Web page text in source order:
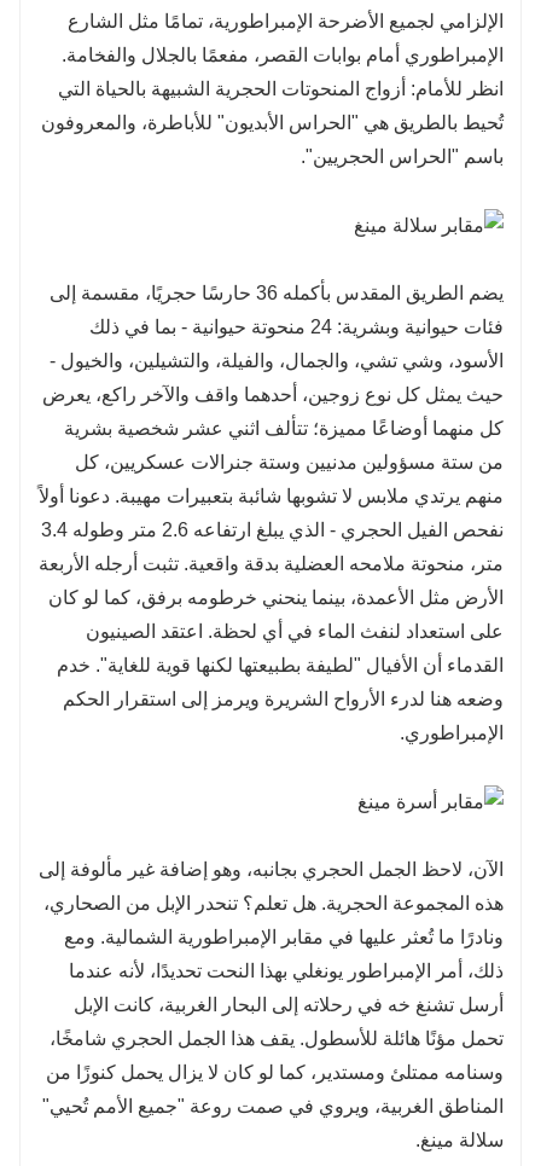
الإلزامي لجميع الأضرحة الإمبراطورية، تمامًا مثل الشارع
الإمبراطوري أمام بوابات القصر، مفعمًا بالجلال والفخامة.
انظر للأمام: أزواج المنحوتات الحجرية الشبيهة بالحياة التي
تُحيط بالطريق هي "الحراس الأبديون" للأباطرة، والمعروفون
باسم "الحراس الحجريين".
يضم الطريق المقدس بأكمله 36 حارسًا حجريًا، مقسمة إلى
فئات حيوانية وبشرية: 24 منحوتة حيوانية - بما في ذلك
الأسود، وشي تشي، والجمال، والفيلة، والتشيلين، والخيول -
حيث يمثل كل نوع زوجين، أحدهما واقف والآخر راكع، يعرض
كل منهما أوضاعًا مميزة؛ تتألف اثني عشر شخصية بشرية
من ستة مسؤولين مدنيين وستة جنرالات عسكريين، كل
منهم يرتدي ملابس لا تشوبها شائبة بتعبيرات مهيبة. دعونا أولاً
نفحص الفيل الحجري - الذي يبلغ ارتفاعه 2.6 متر وطوله 3.4
متر، منحوتة ملامحه العضلية بدقة واقعية. تثبت أرجله الأربعة
الأرض مثل الأعمدة، بينما ينحني خرطومه برفق، كما لو كان
على استعداد لنفث الماء في أي لحظة. اعتقد الصينيون
القدماء أن الأفيال "لطيفة بطبيعتها لكنها قوية للغاية". خدم
وضعه هنا لدرء الأرواح الشريرة ويرمز إلى استقرار الحكم
الإمبراطوري.
الآن، لاحظ الجمل الحجري بجانبه، وهو إضافة غير مألوفة إلى
هذه المجموعة الحجرية. هل تعلم؟ تنحدر الإبل من الصحاري،
ونادرًا ما تُعثر عليها في مقابر الإمبراطورية الشمالية. ومع
ذلك، أمر الإمبراطور يونغلي بهذا النحت تحديدًا، لأنه عندما
أرسل تشنغ خه في رحلاته إلى البحار الغربية، كانت الإبل
تحمل مؤنًا هائلة للأسطول. يقف هذا الجمل الحجري شامخًا،
وسنامه ممتلئ ومستدير، كما لو كان لا يزال يحمل كنوزًا من
المناطق الغربية، ويروي في صمت روعة "جميع الأمم تُحيي"
سلالة مينغ.